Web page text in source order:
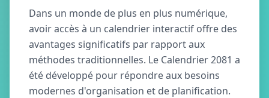
Dans un monde de plus en plus numérique,
avoir accès à un calendrier interactif offre des
avantages significatifs par rapport aux
méthodes traditionnelles. Le Calendrier 2081 a
été développé pour répondre aux besoins
modernes d'organisation et de planification.